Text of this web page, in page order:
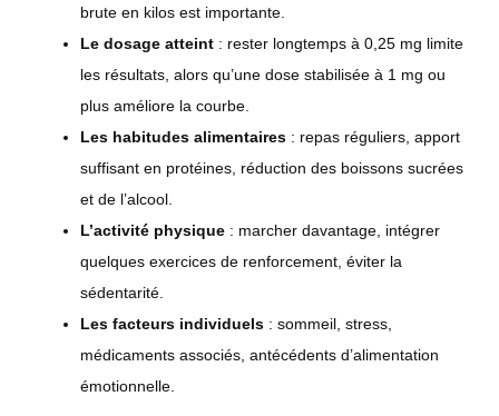
brute en kilos est importante.
Le dosage atteint : rester longtemps à 0,25 mg limite
les résultats, alors qu’une dose stabilisée à 1 mg ou
plus améliore la courbe.
Les habitudes alimentaires : repas réguliers, apport
suffisant en protéines, réduction des boissons sucrées
et de l’alcool.
L’activité physique : marcher davantage, intégrer
quelques exercices de renforcement, éviter la
sédentarité.
Les facteurs individuels : sommeil, stress,
médicaments associés, antécédents d’alimentation
émotionnelle.